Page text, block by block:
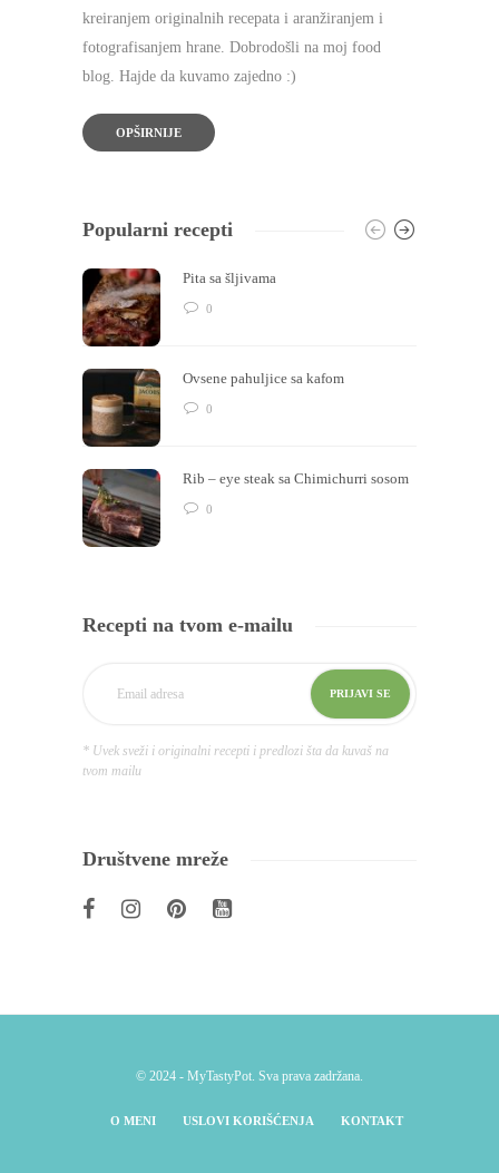
kreiranjem originalnih recepata i aranžiranjem i
fotografisanjem hrane. Dobrodošli na moj food
blog. Hajde da kuvamo zajedno :)
OPŠIRNIJE
Popularni recepti
Pita sa šljivama
0
Ovsene pahuljice sa kafom
0
Rib – eye steak sa Chimichurri sosom
0
Recepti na tvom e-mailu
* Uvek sveži i originalni recepti i predlozi šta da kuvaš na
tvom mailu
Društvene mreže
© 2024 - MyTastyPot. Sva prava zadržana.
O MENI USLOVI KORIŠĆENJA KONTAKT